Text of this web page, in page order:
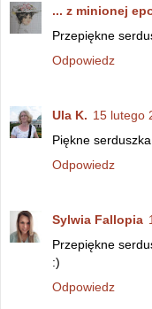
... z minionej
Przepiękne
Odpowiedz
Ula K. 15 lutego
Piękne
Odpowiedz
Sylwia Fallopia
Przepiękne
:)
Odpowiedz